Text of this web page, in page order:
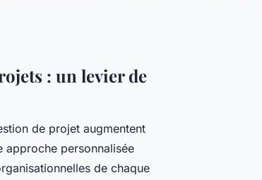
: un levier de
de projet augmentent
personnalisée
de chaque